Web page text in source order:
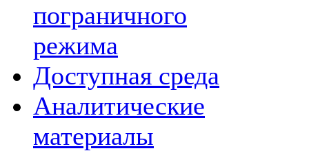
пограничного
режима
Доступная среда
Аналитические
материалы